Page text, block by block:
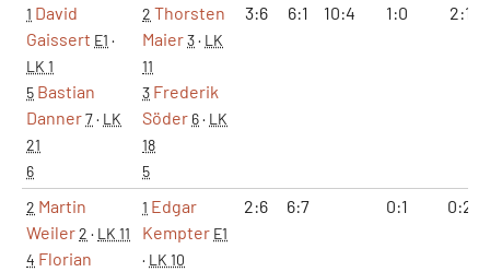
1 David
Gaissert E1 ·
LK 1
5 Bastian
Danner7· LK
21
6
2 Thorsten
Maier3· LK
11
3 Frederik
Söder 6· LK
18
5
3:6 6:1 10:4 1:0 2:1
2 Martin
Weiler2 · LK 11
4 Florian
1 Edgar
Kempter E1
· LK 10
2:6 6:7 0:1 0:2